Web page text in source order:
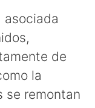
asociada
de
la
se remontan